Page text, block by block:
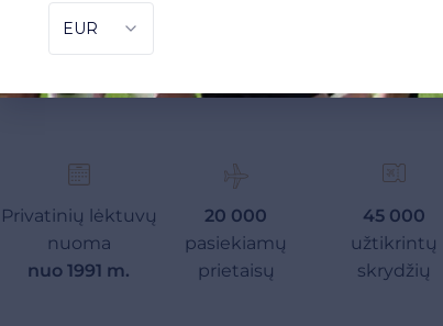
Privatinių lėktuvų
nuoma
nuo 1991 m.
20 000
pasiekiamų
prietaisų
45 000
užtikrintų
skrydžių